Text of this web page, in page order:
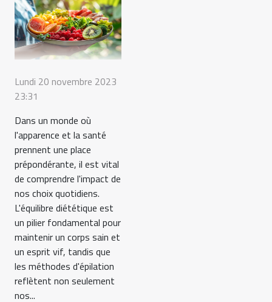
Lundi 20 novembre 2023
23:31
Dans un monde où
l'apparence et la santé
prennent une place
prépondérante, il est vital
de comprendre l'impact de
nos choix quotidiens.
L'équilibre diététique est
un pilier fondamental pour
maintenir un corps sain et
un esprit vif, tandis que
les méthodes d'épilation
reflètent non seulement
nos...